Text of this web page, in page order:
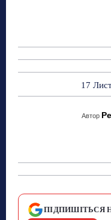
17
Автор
ПІДПИШІТЬСЯ